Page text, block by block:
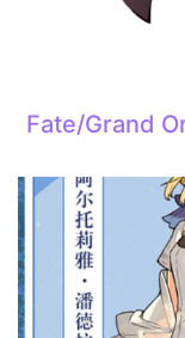
Fate/Grand